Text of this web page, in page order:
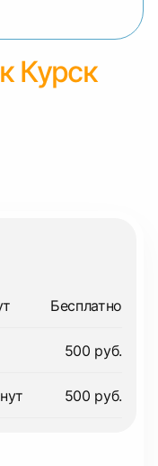
Курск
Бесплатно
500 руб.
500 руб.